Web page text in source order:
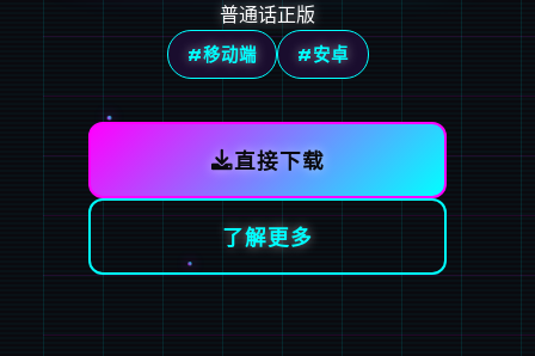
普通话正版
#移动端 #安卓
直接下载
了解更多